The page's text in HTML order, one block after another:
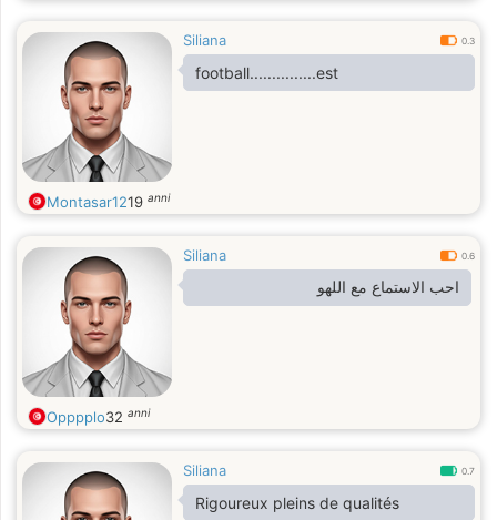
Siliana 0.3
football...............est
Montasar1219 anni
Siliana 0.6
احب الاستماع مع اللهو
Opppplo32 anni
Siliana 0.7
Rigoureux pleins de qualités